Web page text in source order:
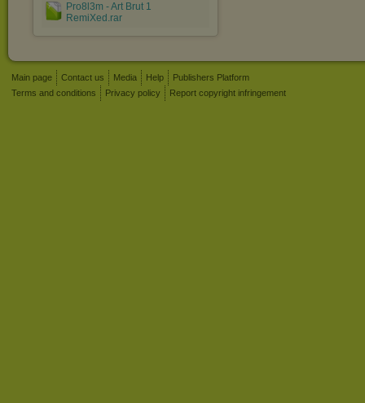
Pro8l3m - Art Brut 1
RemiXed.rar
Main page Contact us Media Help
Publishers Platform
Terms and conditions
Privacy policy Report copyright infringement